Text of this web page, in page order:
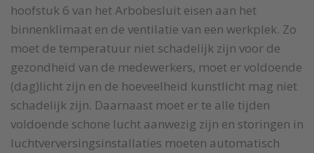
hoofstuk 6 van het Arbobesluit eisen aan het
binnenklimaat en de ventilatie van een werkplek. Zo
moet de temperatuur niet schadelijk zijn voor de
gezondheid van de medewerkers, moet er voldoende
(dag)licht zijn en de hoeveelheid kunstlicht mag niet
schadelijk zijn. Daarnaast moet er te alle tijden
voldoende schone lucht aanwezig zijn en storingen in
luchtverversingsinstallaties moeten automatisch